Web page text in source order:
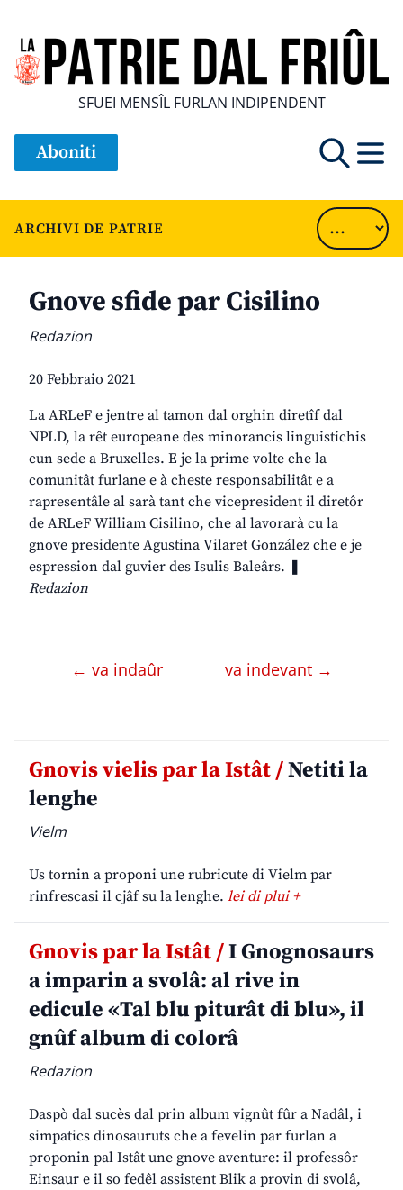
SFUEI MENSÎL FURLAN INDIPENDENT
Aboniti
ARCHIVI DE PATRIE
Gnove sfide par Cisilino
Redazion
20 Febbraio 2021
La ARLeF e jentre al tamon dal orghin diretîf dal
NPLD, la rêt europeane des minorancis linguistichis
cun sede a Bruxelles. E je la prime volte che la
comunitât furlane e à cheste responsabilitât e a
rapresentâle al sarà tant che vicepresident il diretôr
de ARLeF William Cisilino, che al lavorarà cu la
gnove presidente Agustina Vilaret González che e je
espression dal guvier des Isulis Baleârs. ❚
Redazion
← va indaûr va indevant →
Gnovis vielis par la Istât /Netiti la
lenghe
Vielm
Us tornin a proponi une rubricute di Vielm par
rinfrescasi il cjâf su la lenghe. lei di plui +
Gnovis par la Istât /I Gnognosaurs
a imparin a svolâ: al rive in
edicule «Tal blu piturât di blu», il
gnûf album di colorâ
Redazion
Daspò dal sucès dal prin album vignût fûr a Nadâl, i
simpatics dinosauruts che a fevelin par furlan a
proponin pal Istât une gnove aventure: il professôr
Einsaur e il so fedêl assistent Blik a provin di svolâ,